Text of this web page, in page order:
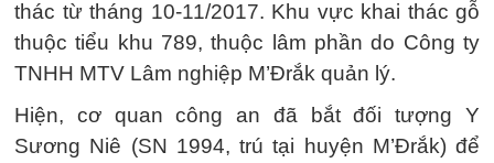
thác từ tháng 10-11/2017. Khu vực khai thác gỗ
thuộc tiểu khu 789, thuộc lâm phần do Công ty
TNHH MTV Lâm nghiệp M’Đrắk quản lý.
Hiện, cơ quan công an đã bắt đối tượng Y
Sương Niê (SN 1994, trú tại huyện M’Đrắk) để